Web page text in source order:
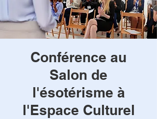
Conférence au
Salon de
l'ésotérisme à
l'Espace Culturel